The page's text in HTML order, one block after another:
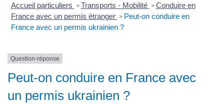
Accueil particuliers > Transports - Mobilité > Conduire en
France avec un permis étranger > Peut-on conduire en
France avec un permis ukrainien ?
Question-réponse
Peut-on conduire en France avec
un permis ukrainien ?